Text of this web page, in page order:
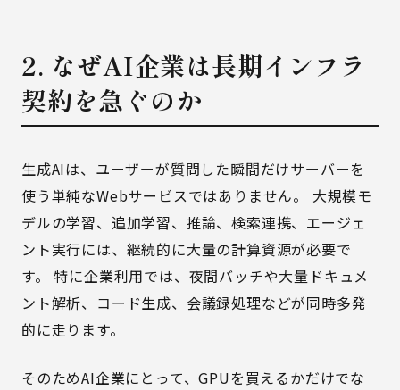
2. なぜAI企業は長期インフラ
契約を急ぐのか
生成AIは、ユーザーが質問した瞬間だけサーバーを
使う単純なWebサービスではありません。 大規模モ
デルの学習、追加学習、推論、検索連携、エージェ
ント実行には、継続的に大量の計算資源が必要で
す。 特に企業利用では、夜間バッチや大量ドキュメ
ント解析、コード生成、会議録処理などが同時多発
的に走ります。
そのためAI企業にとって、GPUを買えるかだけでな